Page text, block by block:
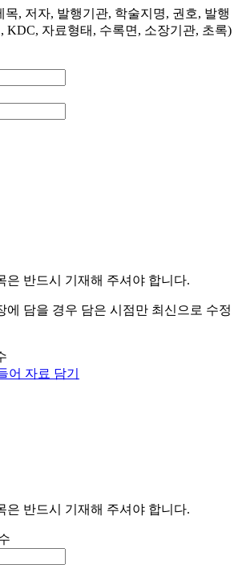
목, 저자, 발행기관, 학술지명, 권호, 발행
KDC, 자료형태, 수록면, 소장기관, 초록)
은 반드시 기재해 주셔야 합니다.
에 담을 경우 담은 시점만 최신으로 수정
어 자료 담기
은 반드시 기재해 주셔야 합니다.